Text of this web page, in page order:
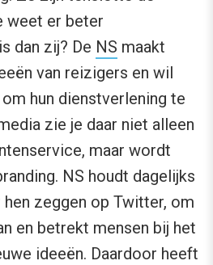
weet er beter
dan zij? De NS maakt
van reizigers en wil
hun dienstverlening te
zie je daar niet alleen
maar wordt
NS houdt dagelijks
zeggen op Twitter, om
en betrekt mensen bij het
ideeën. Daardoor heeft